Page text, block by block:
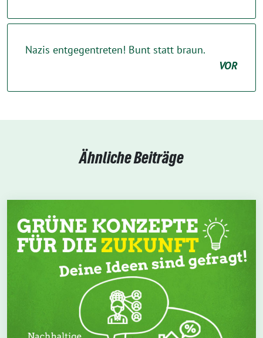
Nazis entgegentreten! Bunt statt braun.
VOR
Ähnliche Beiträge